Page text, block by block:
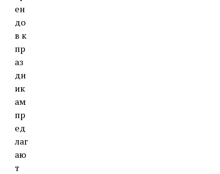
ен
до
в к
пр
аз
дн
ик
ам
пр
ед
лаг
аю
т